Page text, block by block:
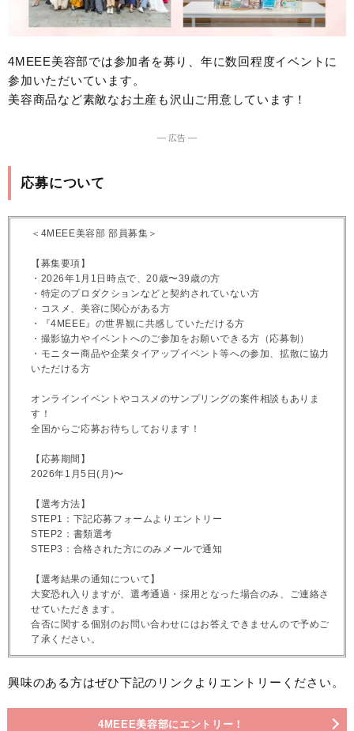
4MEEE美容部では参加者を募り、年に数回程度イベントに
参加いただいています。
美容商品など素敵なお土産も沢山ご用意しています！
― 広告 ―
応募について
＜4MEEE美容部 部員募集＞
【募集要項】
・2026年1月1日時点で、20歳〜39歳の方
・特定のプロダクションなどと契約されていない方
・コスメ、美容に関心がある方
・『4MEEE』の世界観に共感していただける方
・撮影協力やイベントへのご参加をお願いできる方（応募制）
・モニター商品や企業タイアップイベント等への参加、拡散に協力
いただける方
オンラインイベントやコスメのサンプリングの案件相談もありま
す！
全国からご応募お待ちしております！
【応募期間】
2026年1月5日(月)〜
【選考方法】
STEP1：下記応募フォームよりエントリー
STEP2：書類選考
STEP3：合格された方にのみメールで通知
【選考結果の通知について】
大変恐れ入りますが、選考通過・採用となった場合のみ、ご連絡さ
せていただきます。
合否に関する個別のお問い合わせにはお答えできませんので予めご
了承ください。
興味のある方はぜひ下記のリンクよりエントリーください。
4MEEE美容部にエントリー！